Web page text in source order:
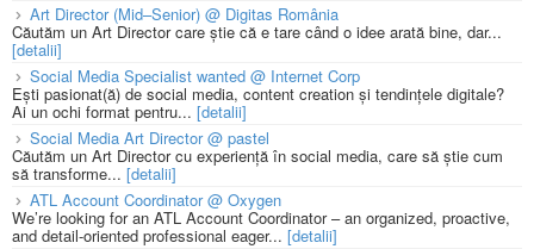
Art Director (Mid–Senior) @ Digitas România
Căutăm un Art Director care știe că e tare când o idee arată bine, dar...
[detalii]
Social Media Specialist wanted @ Internet Corp
Ești pasionat(ă) de social media, content creation și tendințele digitale?
Ai un ochi format pentru... [detalii]
Social Media Art Director @ pastel
Căutăm un Art Director cu experiență în social media, care să știe cum
să transforme... [detalii]
ATL Account Coordinator @ Oxygen
We’re looking for an ATL Account Coordinator – an organized, proactive,
and detail-oriented professional eager... [detalii]